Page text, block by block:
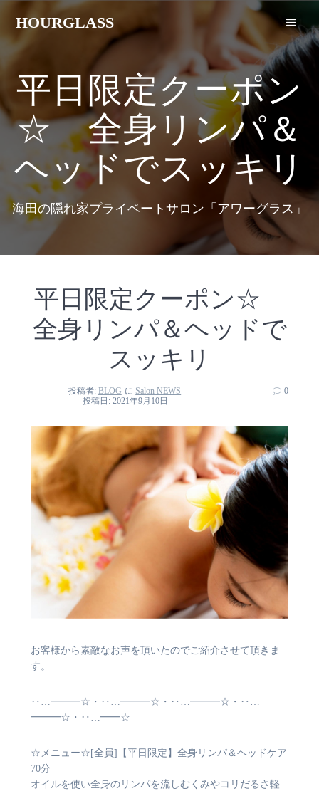
HOURGLASS
平日限定クーポン
☆ 全身リンパ＆
ヘッドでスッキリ
海田の隠れ家プライベートサロン「アワーグラス」
平日限定クーポン☆
全身リンパ＆ヘッドで
スッキリ
投稿者: BLOG に Salon NEWS
投稿日: 2021年9月10日
0
お客様から素敵なお声を頂いたのでご紹介させて頂きま
す。
‥…━━━☆・‥…━━━☆・‥…━━━☆・‥…
━━━☆・‥…━━☆
☆メニュー☆[全員]【平日限定】全身リンパ＆ヘッドケア
70分
オイルを使い全身のリンパを流しむくみやコリだるさ軽